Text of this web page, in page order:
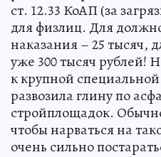
ст. 12.33 КоАП (за
для физлиц. Для
наказания – 25 тысяч,
уже 300 тысяч рублей!
к крупной
развозила глину по
стройплощадок.
чтобы нарваться на
очень сильно